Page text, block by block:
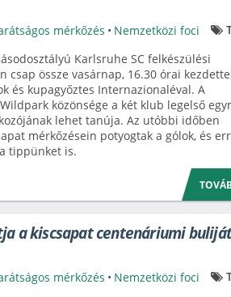
mérkőzés • Nemzetközi foci
Karlsruhe SC felkészülési
csap össze vasárnap, 16.30 órai
és kupagyőztes Internazionaléval. A
közönsége a két klub legelső
lehet tanúja. Az utóbbi időben
mérkőzésein potyogtak a gólok, és
tippünket is.
a kiscsapat centenáriumi
mérkőzés • Nemzetközi foci